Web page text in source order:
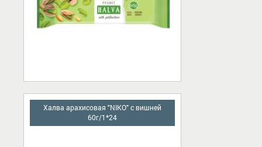
Халва арахисовая "NIKO" с вишней
60г/1*24